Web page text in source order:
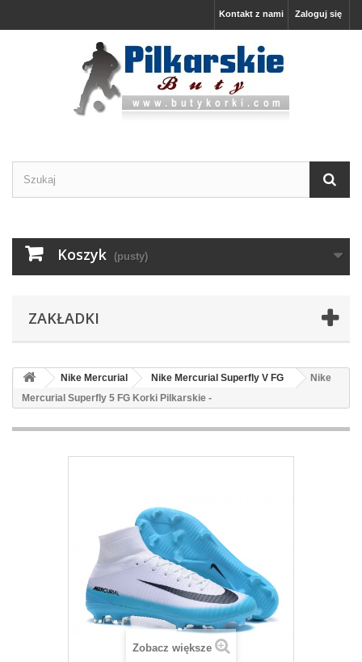
Zaloguj się
Kontakt z nami
Koszyk (pusty)
ZAKŁADKI
Nike Mercurial Nike Mercurial Superfly V FG
Nike
Mercurial Superfly 5 FG Korki Pilkarskie -
Zobacz większe